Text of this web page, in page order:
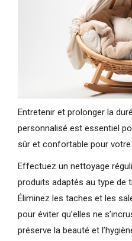
Entretenir et prolonger la
personnalisé est essentiel
sûr et confortable pour
Effectuez un nettoyage
produits adaptés au type de
Éliminez les taches et les
pour éviter qu’elles ne
préserve la beauté et